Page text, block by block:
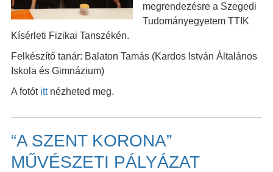
megrendezésre a Szegedi
Tudományegyetem TTIK
Kísérleti Fizikai Tanszékén.
Felkészítő tanár: Balaton Tamás (Kardos István Általános
Iskola és Gimnázium)
A fotót ittnézheted meg.
“A SZENT KORONA”
MŰVÉSZETI PÁLYÁZAT